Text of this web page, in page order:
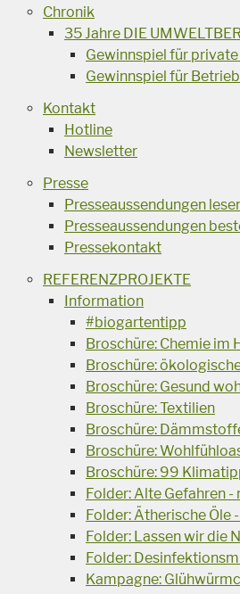
Chronik
35 Jahre DIE
Gewinnspiel für
Gewinnspiel für
Kontakt
Hotline
Newsletter
Presse
Presseaussendungen
Presseaussendungen
Pressekontakt
REFERENZPROJEKTE
Information
#biogartentipp
Broschüre: Chemie im
Broschüre:
Broschüre: Gesund
Broschüre: Textilien
Broschüre:
Broschüre:
Broschüre: 99
Folder: Alte Gefahren -
Folder: Ätherische Öle
Folder: Lassen wir die
Folder:
Kampagne: